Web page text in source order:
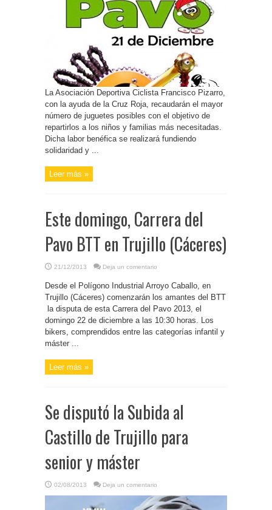
La Asociación Deportiva Ciclista Francisco Pizarro,
con la ayuda de la Cruz Roja, recaudarán el mayor
número de juguetes posibles con el objetivo de
repartirlos a los niños y familias más necesitadas.
Dicha labor benéfica se realizará fundiendo
solidaridad y ...
Leer más »
Este domingo, Carrera del
Pavo BTT en Trujillo (Cáceres)
21/12/2013 Deja un comentario
Desde el Polígono Industrial Arroyo Caballo, en
Trujillo (Cáceres) comenzarán los amantes del BTT
la disputa de esta Carrera del Pavo 2013, el
domingo 22 de diciembre a las 10:30 horas. Los
bikers, comprendidos entre las categorías infantil y
máster ...
Leer más »
Se disputó la Subida al
Castillo de Trujillo para
senior y máster
02/08/2013 Deja un comentario